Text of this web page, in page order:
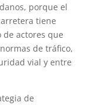
porque el
tiene
de actores que
de tráfico,
vial y entre
de